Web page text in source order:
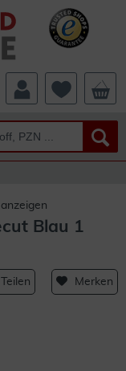
Blau 1
Teilen Merken